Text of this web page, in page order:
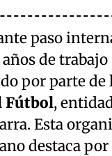
paso
de trabajo
por parte de
Fútbol,
Esta
destaca